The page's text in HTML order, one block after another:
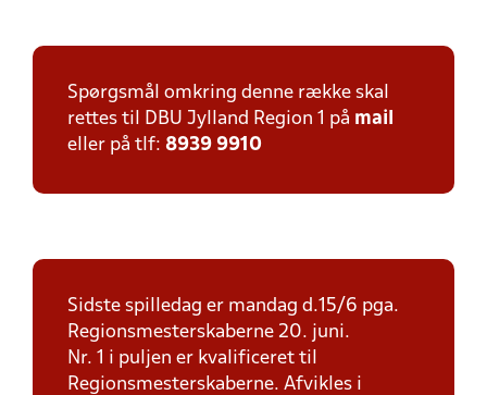
Spørgsmål omkring denne række skal
rettes til DBU Jylland Region 1 på mail
eller på tlf: 8939 9910
Sidste spilledag er mandag d.15/6 pga.
Regionsmesterskaberne 20. juni.
Nr. 1 i puljen er kvalificeret til
Regionsmesterskaberne. Afvikles i